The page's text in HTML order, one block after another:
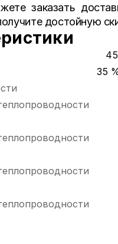
заказать
достойную
35